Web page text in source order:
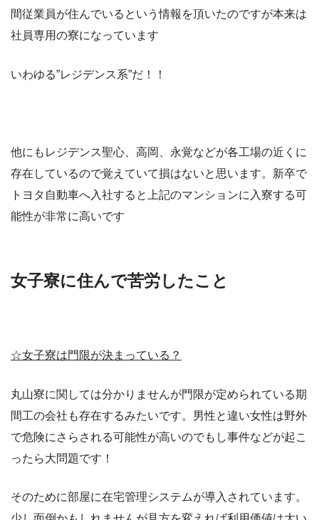
間従業員が住んでいるという情報を頂いたのですが本来は
社員専用の寮になっています
いわゆる”レジデンス系”だ！！
他にもレジデンス聖心、高岡、永覚などが各工場の近くに
存在しているので覚えていて損はないと思います。新卒で
トヨタ自動車へ入社すると上記のマンションに入寮する可
能性が非常に高いです
女子寮に住んで苦労したこと
☆女子寮は門限が決まっている？
丸山寮に関しては分かりませんが門限が定められている期
間工の会社も存在するみたいです。男性と違い女性は野外
で危険にさらされる可能性が高いのでもし事件などが起こ
ったら大問題です！
そのために部屋に在宅管理システムが導入されています。